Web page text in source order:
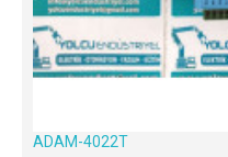
ADAM-4022T